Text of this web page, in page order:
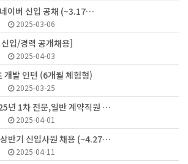
이버 신입 공채 (~3.17…
2025-03-06
입/경력 공개채용]
2025-04-03
개발 인턴 (6개월 체험형)
2025-03-25
년 1차 전문,일반 계약직원 …
2025-04-01
반기 신입사원 채용 (~4.27…
2025-04-11